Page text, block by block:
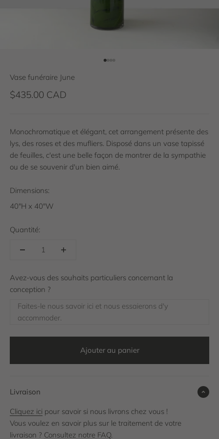
Vase funéraire June
Prix de vente
$435.00 CAD
Monochromatique et élégant, cet arrangement présente des
lys, des roses et des mufliers. Disposé dans un vase tapissé
de feuilles, c'est une belle façon de montrer de la sympathie
ou de se souvenir d'un bien aimé.
Dimensions:
40"H x 40"W
Quantité:
Avez-vous des souhaits particuliers concernant la
conception ?
Faites-le nous savoir ici et nous essaierons d'y
accommoder.
Ajouter au panier
Livraison
Cliquez ici pour savoir si nous livrons chez vous !
Vous voulez en savoir plus sur le traitement de votre
livraison ? Consultez notre FAQ.